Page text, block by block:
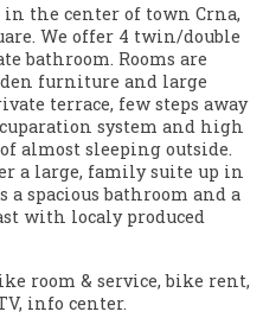
in the center of town Crna,
We offer 4 twin/double
bathroom. Rooms are
furniture and large
terrace, few steps away
system and high
almost sleeping outside.
a large, family suite up in
spacious bathroom and a
with localy produced
room & service, bike rent,
info center.